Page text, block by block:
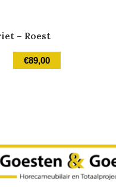
– Roest
€89,00